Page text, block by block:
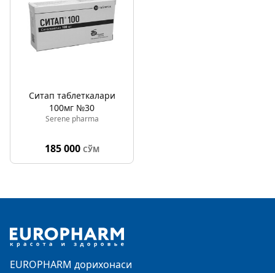
Ситап таблеткалари
100мг №30
Serene pharma
185 000 СЎМ
EUROPHARM дорихонаси